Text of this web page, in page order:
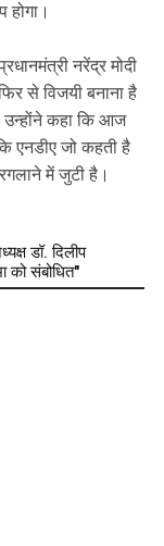
होगा।
नरेंद्र मोदी
से विजयी बनाना है
उन्होंने कहा कि आज
एनडीए जो कहती है
में जुटी है।
डॉ. दिलीप
को संबोधित"